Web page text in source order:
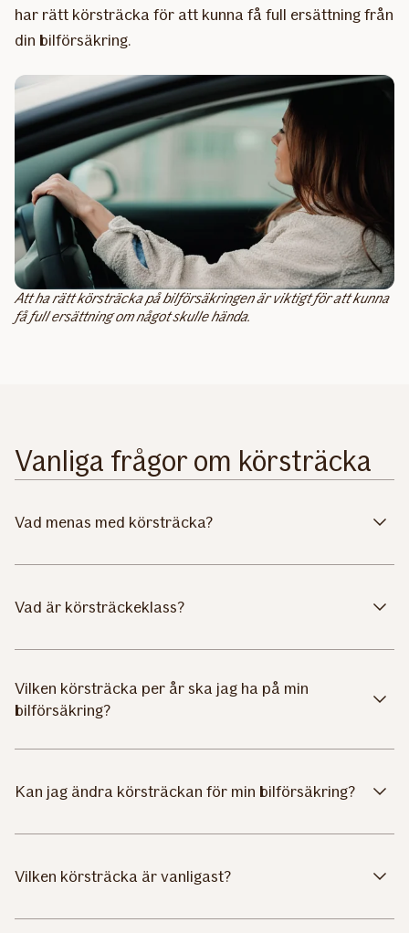
har rätt körsträcka för att kunna få full ersättning från
din bilförsäkring.
Att ha rätt körsträcka på bilförsäkringen är viktigt för att kunna
få full ersättning om något skulle hända.
Vanliga frågor om körsträcka
Vad menas med körsträcka?
Vad är körsträckeklass?
Vilken körsträcka per år ska jag ha på min
bilförsäkring?
Kan jag ändra körsträckan för min bilförsäkring?
Vilken körsträcka är vanligast?